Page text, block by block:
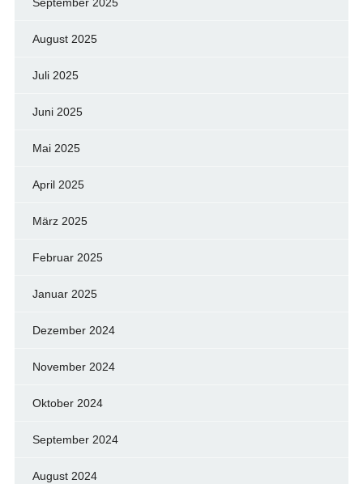
August 2025
Juli 2025
Juni 2025
Mai 2025
April 2025
März 2025
Februar 2025
Januar 2025
Dezember 2024
November 2024
Oktober 2024
September 2024
August 2024